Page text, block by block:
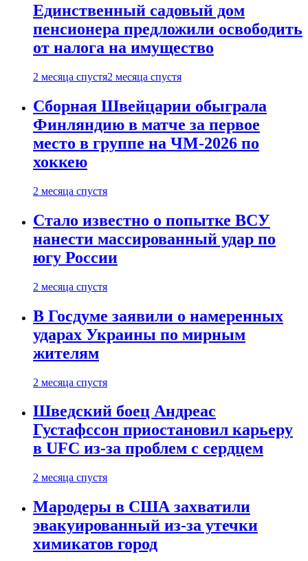
Единственный садовый дом
пенсионера предложили освободить
от налога на имущество
2 месяца спустя2 месяца спустя
Сборная Швейцарии обыграла
Финляндию в матче за первое
место в группе на ЧМ-2026 по
хоккею
2 месяца спустя
Стало известно о попытке ВСУ
нанести массированный удар по
югу России
2 месяца спустя
В Госдуме заявили о намеренных
ударах Украины по мирным
жителям
2 месяца спустя
Шведский боец Андреас
Густафссон приостановил карьеру
в UFC из-за проблем с сердцем
2 месяца спустя
Мародеры в США захватили
эвакуированный из-за утечки
химикатов город